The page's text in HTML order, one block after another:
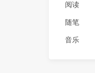
阅读
随笔
音乐